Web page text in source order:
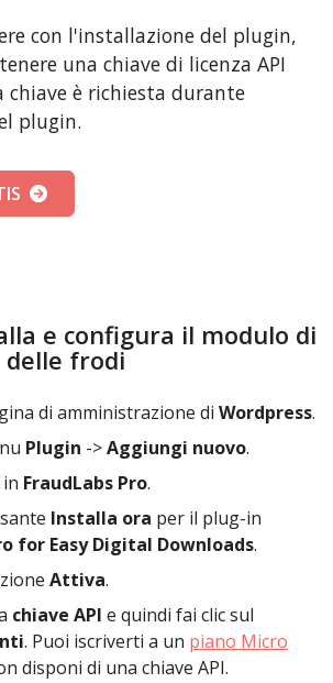
con l'installazione del plugin,
una chiave di licenza API
chiave è richiesta durante
plugin.
e configura il modulo di
delle frodi
di amministrazione di Wordpress.
Plugin ->Aggiungi nuovo.
FraudLabs Pro.
Installa ora per il plug-in
for Easy Digital Downloads.
Attiva.
chiave API e quindi fai clic sul
. Puoi iscriverti a un piano Micro
disponi di una chiave API.